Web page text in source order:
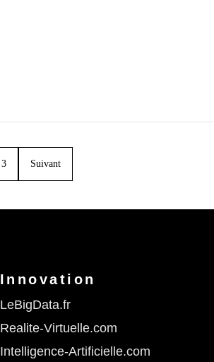
3 Suivant
Innovation
LeBigData.fr
Realite-Virtuelle.com
Intelligence-Artificielle.com